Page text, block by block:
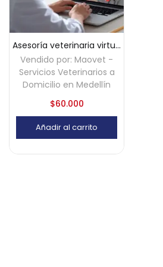
Asesoría veterinaria virtual (30 minutos)
Vendido por: Maovet -
Servicios Veterinarios a
Domicilio en Medellín
$60.000
Añadir al carrito